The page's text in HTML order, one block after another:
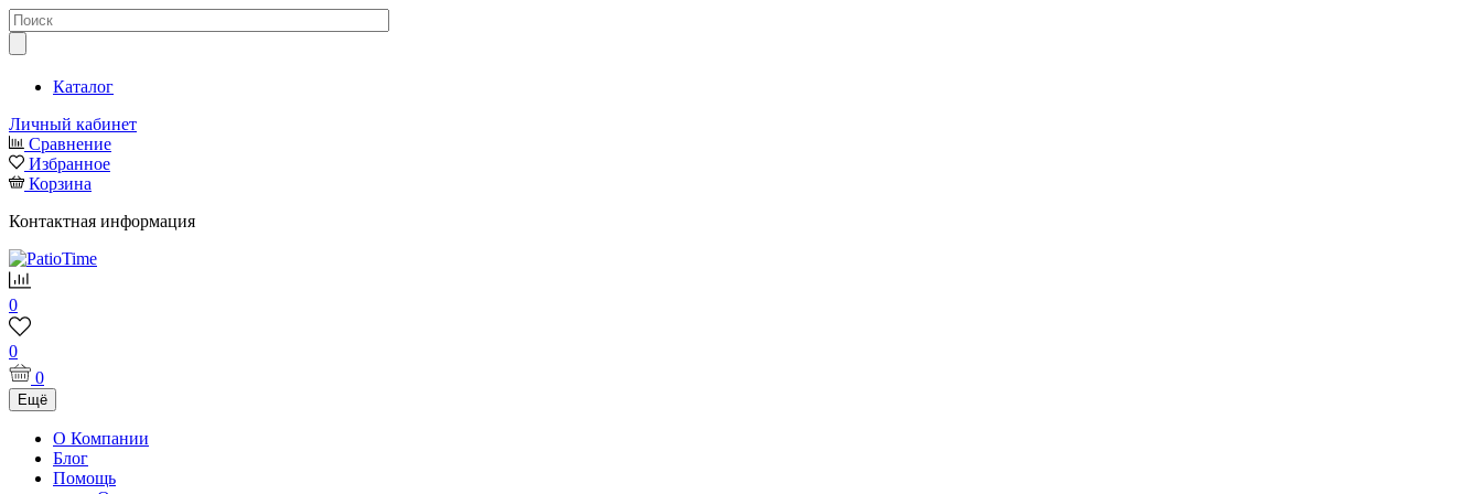
Каталог
Личный кабинет
Сравнение
Избранное
Корзина
Контактная информация
0
0
0
Ещё
О Компании
Блог
Помощь